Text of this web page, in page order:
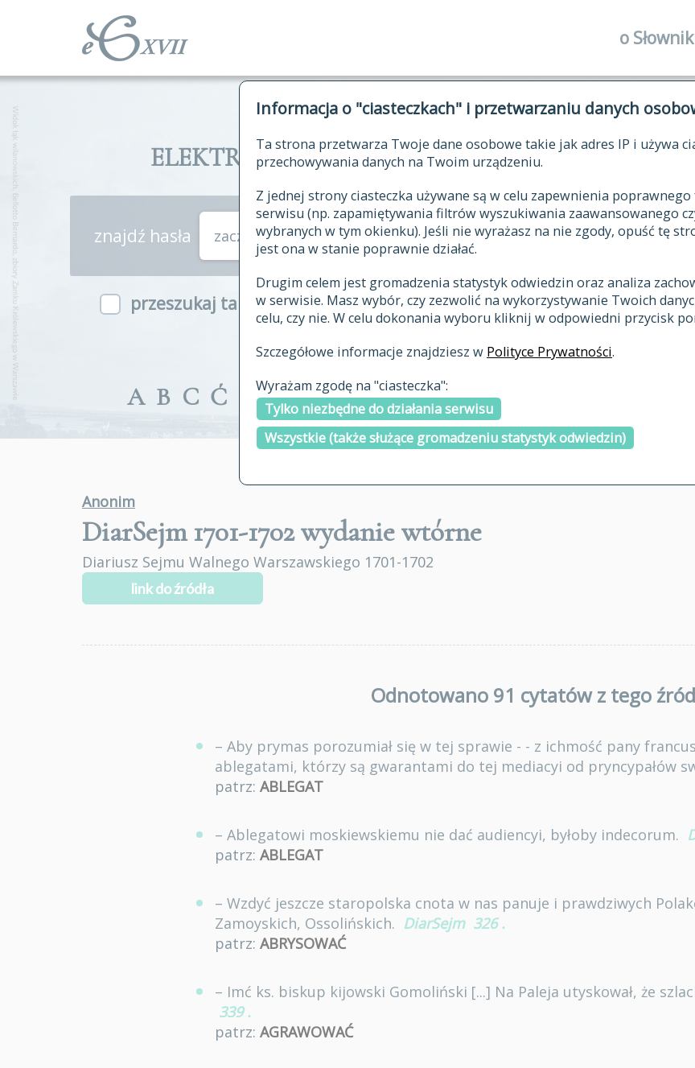
Informacja o "ciasteczkach" i przetwarzaniu danych
Ta strona przetwarza Twoje dane osobowe takie jak adres IP i używa
przechowywania danych na Twoim urządzeniu.
Z jednej strony ciasteczka używane są w celu zapewnienia
serwisu (np. zapamiętywania filtrów wyszukiwania zaawansowanego
wybranych w tym okienku). Jeśli nie wyrażasz na nie zgody, opuść tę
jest ona w stanie poprawnie działać.
Drugim celem jest gromadzenia statystyk odwiedzin oraz analiza
w serwisie. Masz wybór, czy zezwolić na wykorzystywanie Twoich
celu, czy nie. W celu dokonania wyboru kliknij w odpowiedni przycisk
Szczegółowe informacje znajdziesz w Polityce Prywatności.
Wyrażam zgodę na "ciasteczka":
Tylko niezbędne do działania serwisu
Wszystkie (także służące gromadzeniu statystyk odwiedzin)
o
historia
publikacje
autorzy
zasady
najnowsze
ostatnio
ELEKTRONICZNY SŁOWNIK JĘZYKA
znajdź hasła zaczynające się od
przeszukaj także hasła w indeksie
A B C Ć E F G H I J K L Ł M
Anonim
DiarSejm 1701-1702wydanie wtórne
Diariusz Sejmu Walnego Warszawskiego 1701-1702
link do źródła
Odnotowano 91 cytatów z tego
– Aby prymas porozumiał się w tej sprawie - - z ichmość pany
ablegatami, którzy są gwarantami do tej mediacyi od pryncypałów
patrz: ABLEGAT
– Ablegatowi moskiewskiemu nie dać audiencyi, byłoby indecorum.
patrz: ABLEGAT
– Wzdyć jeszcze staropolska cnota w nas panuje i prawdziwych
Zamoyskich, Ossolińskich. DiarSejm 326 .
patrz: ABRYSOWAĆ
– Imć ks. biskup kijowski Gomoliński [...] Na Paleja utyskował, że
339 .
patrz: AGRAWOWAĆ